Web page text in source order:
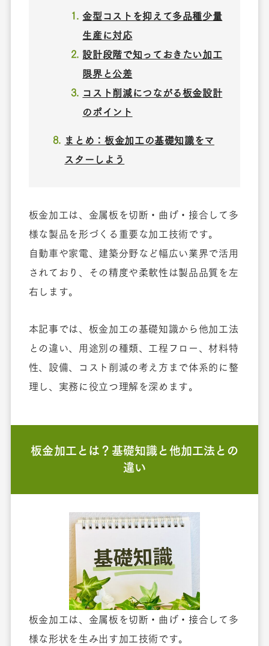
金型コストを抑えて多品種少量
生産に対応
設計段階で知っておきたい加工
限界と公差
コスト削減につながる板金設計
のポイント
まとめ：板金加工の基礎知識をマ
スターしよう
板金加工は、金属板を切断・曲げ・接合して多
様な製品を形づくる重要な加工技術です。
自動車や家電、建築分野など幅広い業界で活用
されており、その精度や柔軟性は製品品質を左
右します。
本記事では、板金加工の基礎知識から他加工法
との違い、用途別の種類、工程フロー、材料特
性、設備、コスト削減の考え方まで体系的に整
理し、実務に役立つ理解を深めます。
板金加工とは？基礎知識と他加工法との
違い
板金加工は、金属板を切断・曲げ・接合して多
様な形状を生み出す加工技術です。